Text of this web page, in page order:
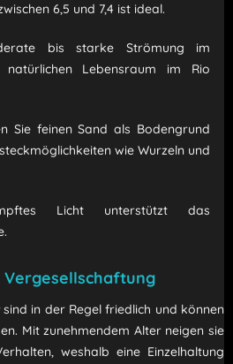
6,5 und 7,4 ist ideal.
bis starke Strömung im
Lebensraum im Rio
Sie feinen Sand als Bodengrund
wie Wurzeln und
Licht unterstützt das
sind in der Regel friedlich und können
Mit zunehmendem Alter neigen sie
weshalb eine Einzelhaltung